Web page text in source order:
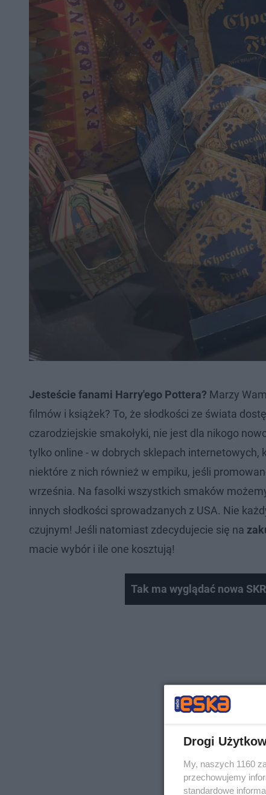
Jesteście fanami Harry'ego Pottera? Marzy
filmów i książek? To, że słodkości ze świata
czarodziejskie smakołyki, nie jest dla nikogo
tylko online - w dobrych sklepach internetowych,
niektóre z nich również w empiku, jeśli
września. Na fasolki wszystkich smaków
innych słodkości sprowadzanych z USA. Nie
czujnym! Jeśli natomiast zdecydujecie się na
macie wybór i ile one kosztują!
Tak ma wyglądać nowa
Drogi
My, naszych 1160
przechowujemy
standardowe